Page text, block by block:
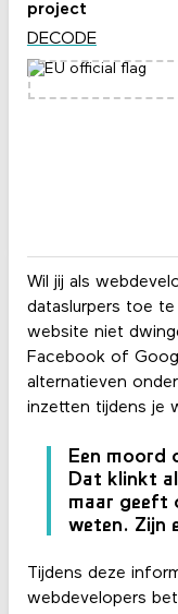
Wil jij als
dataslurpers toe te
website niet
Facebook of
alternatieven
inzetten tijdens je
Een moord
Dat klinkt
maar geeft
weten. Zijn
Tijdens deze
webdevelopers
project
DECODE